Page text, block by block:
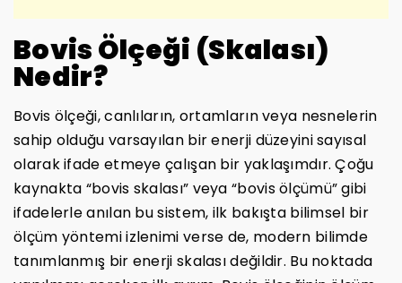
Bovis Ölçeği (Skalası)
Nedir?
Bovis ölçeği, canlıların, ortamların veya nesnelerin
sahip olduğu varsayılan bir enerji düzeyini sayısal
olarak ifade etmeye çalışan bir yaklaşımdır. Çoğu
kaynakta “bovis skalası” veya “bovis ölçümü” gibi
ifadelerle anılan bu sistem, ilk bakışta bilimsel bir
ölçüm yöntemi izlenimi verse de, modern bilimde
tanımlanmış bir enerji skalası değildir. Bu noktada